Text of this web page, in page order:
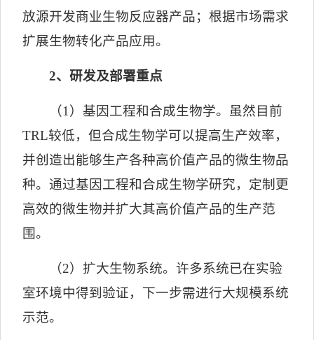
放源开发商业生物反应器产品；根据市场需求
扩展生物转化产品应用。
2、研发及部署重点
（1 ）基因工程和合成生物学。虽然目前
TRL较低，但合成生物学可以提高生产效率，
并创造出能够生产各种高价值产品的微生物品
种。通过基因工程和合成生物学研究，定制更
高效的微生物并扩大其高价值产品的生产范
围。
（2）扩大生物系统。许多系统已在实验
室环境中得到验证，下一步需进行大规模系统
示范。